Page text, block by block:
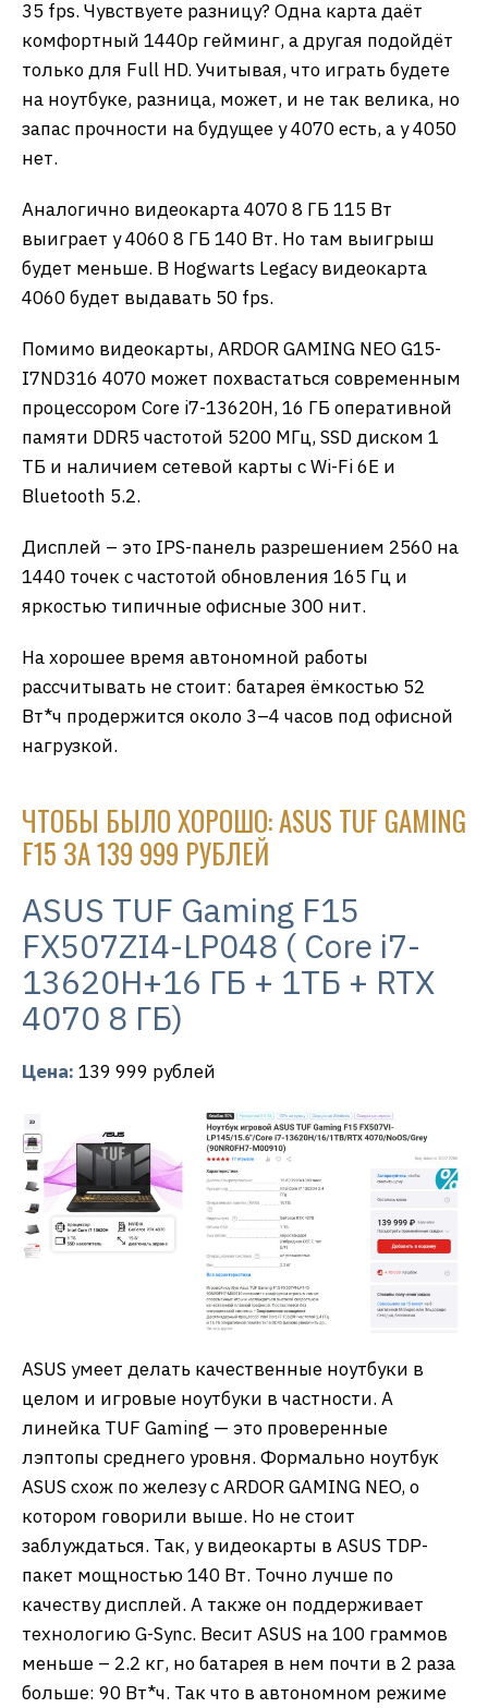
35 fps. Чувствуете разницу? Одна карта даёт
комфортный 1440р гейминг, а другая подойдёт
только для Full HD. Учитывая, что играть будете
на ноутбуке, разница, может, и не так велика, но
запас прочности на будущее у 4070 есть, а у 4050
нет.
Аналогично видеокарта 4070 8 ГБ 115 Вт
выиграет у 4060 8 ГБ 140 Вт. Но там выигрыш
будет меньше. В Hogwarts Legacy видеокарта
4060 будет выдавать 50 fps.
Помимо видеокарты, ARDOR GAMING NEO G15-
I7ND316 4070 может похвастаться современным
процессором Core i7-13620H, 16 ГБ оперативной
памяти DDR5 частотой 5200 МГц, SSD диском 1
ТБ и наличием сетевой карты c Wi-Fi 6E и
Bluetooth 5.2.
Дисплей – это IPS-панель разрешением 2560 на
1440 точек с частотой обновления 165 Гц и
яркостью типичные офисные 300 нит.
На хорошее время автономной работы
рассчитывать не стоит: батарея ёмкостью 52
Вт*ч продержится около 3–4 часов под офисной
нагрузкой.
ЧТОБЫ БЫЛО ХОРОШО: ASUS TUF GAMING
F15 ЗА 139 999 РУБЛЕЙ
ASUS TUF Gaming F15
FX507ZI4-LP048 ( Core i7-
13620H+16 ГБ + 1ТБ + RTX
4070 8 ГБ)
Цена: 139 999 рублей
ASUS умеет делать качественные ноутбуки в
целом и игровые ноутбуки в частности. А
линейка TUF Gaming — это проверенные
лэптопы среднего уровня. Формально ноутбук
ASUS схож по железу с ARDOR GAMING NEO, о
котором говорили выше. Но не стоит
заблуждаться. Так, у видеокарты в ASUS TDP-
пакет мощностью 140 Вт. Точно лучше по
качеству дисплей. А также он поддерживает
технологию G-Sync. Весит ASUS на 100 граммов
меньше – 2.2 кг, но батарея в нем почти в 2 раза
больше: 90 Вт*ч. Так что в автономном режиме